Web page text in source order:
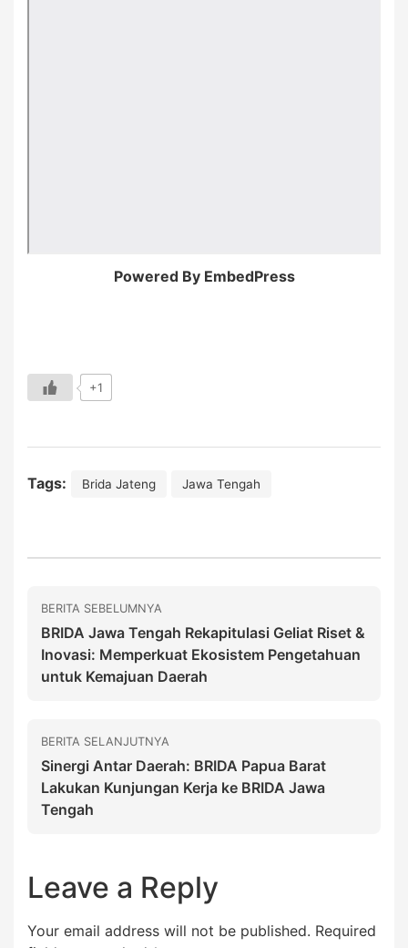
Powered By EmbedPress
+1
Tags: Brida Jateng Jawa Tengah
BERITA SEBELUMNYA
BRIDA Jawa Tengah Rekapitulasi Geliat Riset &
Inovasi: Memperkuat Ekosistem Pengetahuan
untuk Kemajuan Daerah
BERITA SELANJUTNYA
Sinergi Antar Daerah: BRIDA Papua Barat
Lakukan Kunjungan Kerja ke BRIDA Jawa
Tengah
Leave a Reply
Your email address will not be published. Required